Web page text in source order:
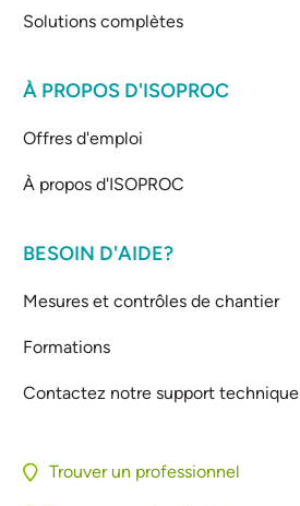
Solutions complètes
À PROPOS D'ISOPROC
Offres d'emploi
À propos d'ISOPROC
BESOIN D'AIDE?
Mesures et contrôles de chantier
Formations
Contactez notre support technique
Trouver un professionnel